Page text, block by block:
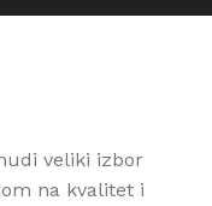
veliki izbor
na kvalitet i